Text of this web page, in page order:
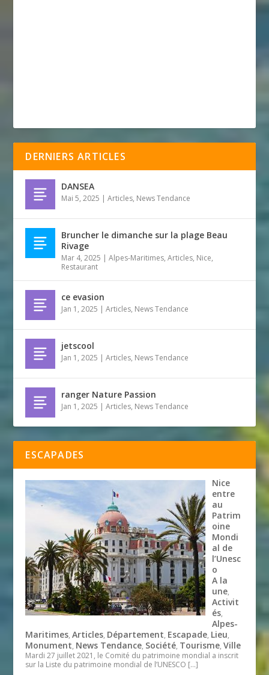
DERNIERS ARTICLES
DANSEA
Mai 5, 2025 |Articles, News Tendance
Bruncher le dimanche sur la plage Beau
Rivage
Mar 4, 2025 |Alpes-Maritimes,Articles, Nice,
Restaurant
ce evasion
Jan 1, 2025 |Articles, News Tendance
jetscool
Jan 1, 2025 |Articles, News Tendance
ranger Nature Passion
Jan 1, 2025 |Articles, News Tendance
ESCAPADES
Nice
entre
au
Patrim
oine
Mondi
al de
l’Unesc
o
A la
une,
Activit
és,
Alpes-
Maritimes,Articles, Département, Escapade, Lieu,
Monument, News Tendance, Société, Tourisme,Ville
Mardi 27 juillet 2021, le Comité du patrimoine mondial a inscrit
sur la Liste du patrimoine mondial de l’UNESCO […]